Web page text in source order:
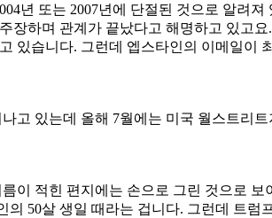
년 또는 2007년에 단절된 것으로 알려
장하며 관계가 끝났다고 해명하고 있고
있습니다. 그런데 엡스타인의 이메일이
고 있는데 올해 7월에는 미국 월스트리
이 적힌 편지에는 손으로 그린 것으로
의 50살 생일 때라는 겁니다. 그런데 트